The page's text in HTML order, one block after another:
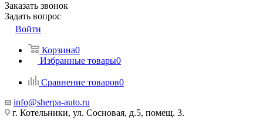
Заказать звонок
Задать вопрос
Войти
Корзина0
Избранные товары0
Сравнение товаров0
info@sherpa-auto.ru
г. Котельники, ул. Сосновая, д.5, помещ. 3.